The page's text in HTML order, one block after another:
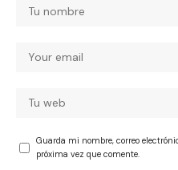
Guarda mi nombre, correo
próxima vez que comente.